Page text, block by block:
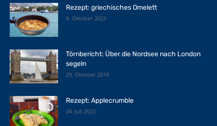
Rezept: griechisches Omelett
9. Oktober 2023
Törnbericht: Über die Nordsee nach London
segeln
29. Oktober 2019
Rezept: Applecrumble
24. Juli 2023